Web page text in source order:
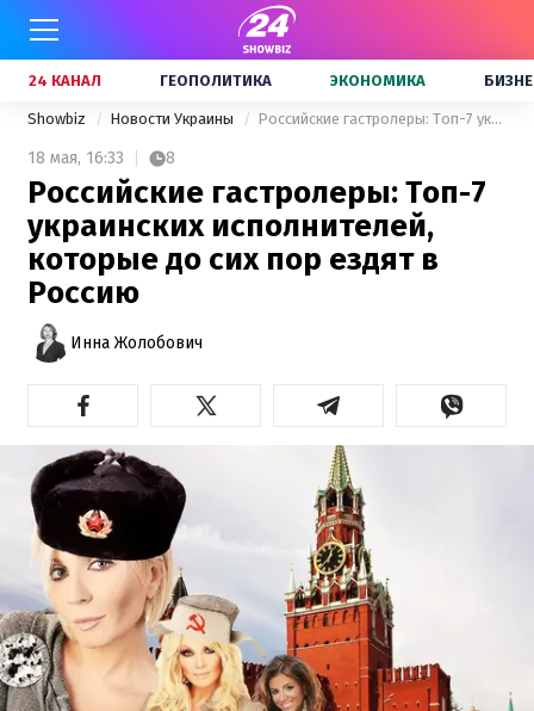
24 КАНАЛ ГЕОПОЛИТИКА ЭКОНОМИКА
Showbiz Новости Украины Российские гастролеры: Топ-7 украинских исполнителей, которые до сих пор ездят в Россию
18 мая, 16:33 8
Российские гастролеры: Топ-7
украинских исполнителей,
которые до сих пор ездят в
Россию
Инна Жолобович